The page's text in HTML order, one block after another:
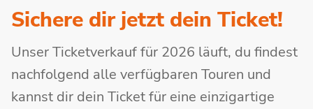
Sichere dir jetzt dein Ticket!
Unser Ticketverkauf für 2026 läuft, du findest
nachfolgend alle verfügbaren Touren und
kannst dir dein Ticket für eine einzigartige